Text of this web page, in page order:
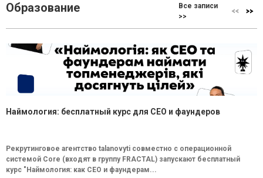
Образование
Все записи
>>
Наймология: бесплатный курс для CEO и фаундеров
Рекрутинговое агентство talanovyti совместно с операционной
системой Core (входят в группу FRACTAL) запускают бесплатный
курс "Наймология: как СEO и фаундерам...